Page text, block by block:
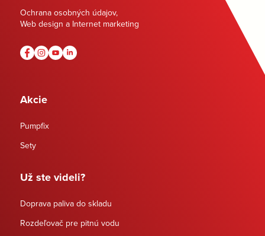
Ochrana osobných údajov,
Web design a Internet marketing
Akcie
Pumpfix
Sety
Už ste videli?
Doprava paliva do skladu
Rozdeľovač pre pitnú vodu